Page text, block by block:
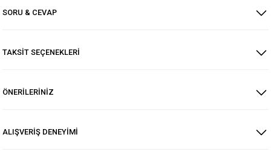
SORU & CEVAP
TAKSİT SEÇENEKLERİ
ÖNERİLERİNİZ
ALIŞVERİŞ DENEYİMİ